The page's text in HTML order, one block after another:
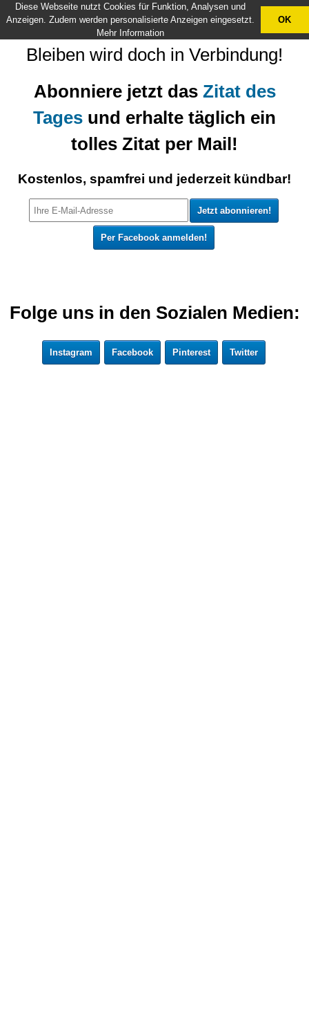
Bleiben wird doch in Verbindung!
Abonniere jetzt das Zitat des
Tages und erhalte täglich ein
tolles Zitat per Mail!
Kostenlos, spamfrei und jederzeit kündbar!
Per Facebook anmelden!
Folge uns in den Sozialen Medien:
Instagram Facebook Pinterest Twitter
X
Diese Webseite nutzt Cookies für Funktion, Analysen und
Anzeigen. Zudem werden personalisierte Anzeigen eingesetzt.
Mehr Information
OK